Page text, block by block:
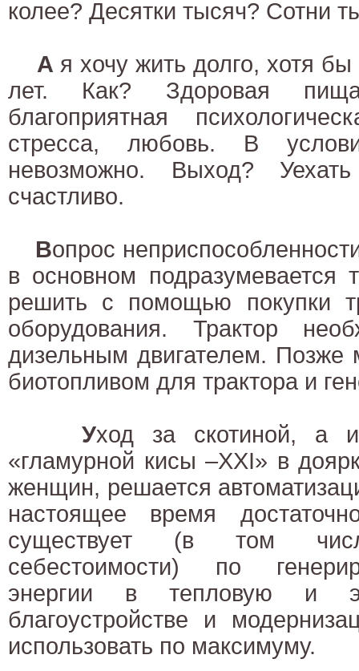
колее? Десятки тысяч? Сотни
А я хочу жить долго, хотя
лет. Как? Здоровая
благоприятная
стресса, любовь. В
невозможно. Выход?
счастливо.
Вопрос
в основном подразумевается
решить с помощью покупки
оборудования. Трактор
дизельным двигателем. Позже
биотопливом для трактора и
Уход за скотиной, а
«гламурной кисы –XXI» в
женщин, решается
настоящее время
существует (в том
себестоимости) по
энергии в тепловую и
благоустройстве и
использовать по максимуму.